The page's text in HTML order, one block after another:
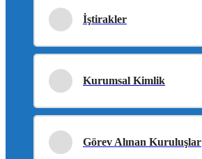
İştirakler
Kurumsal Kimlik
Görev Alınan Kuruluşlar